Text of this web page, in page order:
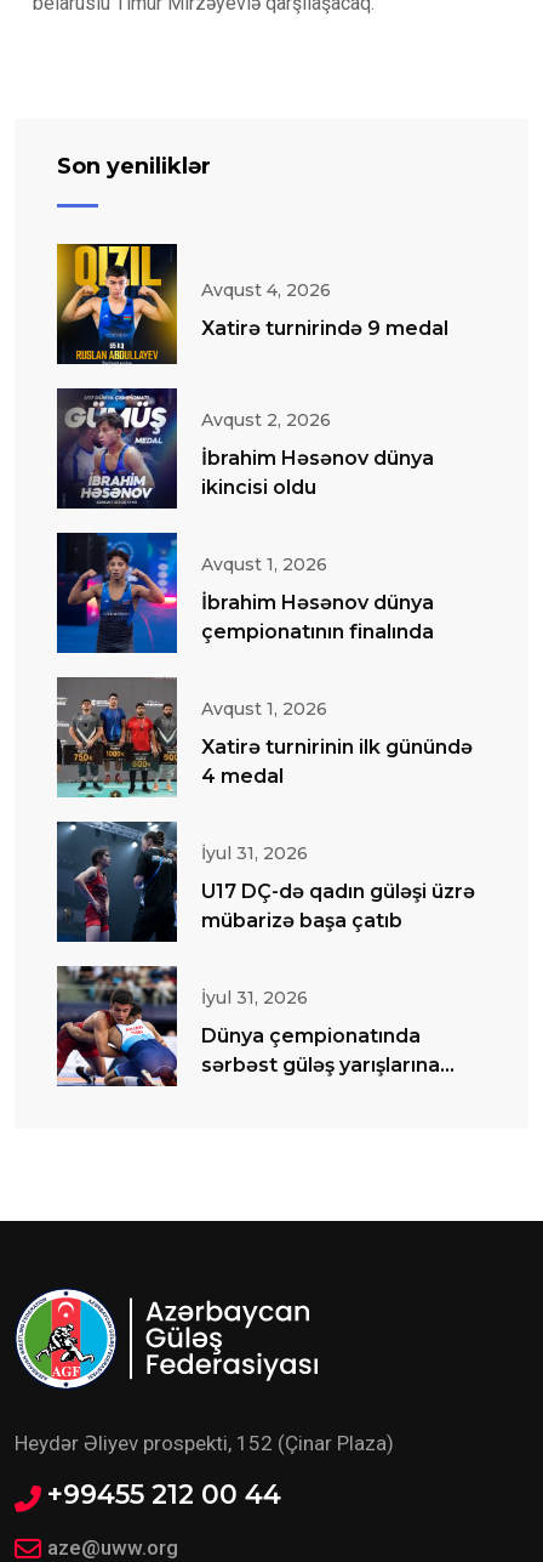
Son yeniliklər
Avqust 4, 2026
Xatirə turnirində 9 medal
Avqust 2, 2026
İbrahim Həsənov dünya
ikincisi oldu
Avqust 1, 2026
İbrahim Həsənov dünya
çempionatının finalında
Avqust 1, 2026
Xatirə turnirinin ilk günündə
4 medal
İyul 31, 2026
U17 DÇ-də qadın güləşi üzrə
mübarizə başa çatıb
İyul 31, 2026
Dünya çempionatında
sərbəst güləş yarışlarına
Heydər Əliyev prospekti, 152 (Çinar Plaza)
+99455 212 00 44
aze@uww.org